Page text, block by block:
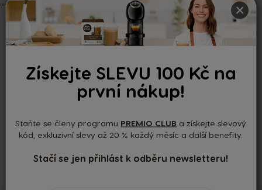
×
Získejte SLEVU 100 Kč na
první nákup!
Staňte se členy programu PREMIO CLUB a získejte slevový
kód, exkluzivní slevy až 20 % každý měsíc a další benefity.
Stačí se jen přihlást k odběru newsletteru!
""
DOPRAVAZDARMANAD 1499 KČ
NOVINKY
DORUČENÍ DO 2 – 7 DNÍ
INFOLINKA800 135 135PO - PI 8 - 17H